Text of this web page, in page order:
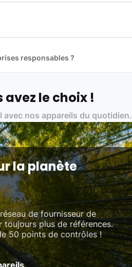
responsables ?
en fonction des produits)
le choix !
avec nos appareils du quotidien.
la planète
de fournisseur de
plus de références.
50 points de contrôles !